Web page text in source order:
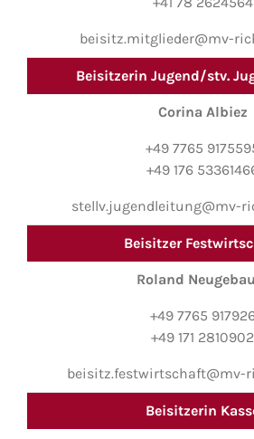
beisitz.mitglieder@mv-
Beisitzerin Jugend/stv.
Corina Albiez
+49 7765
+49 176
stellv.jugendleitung@mv-
Beisitzer
Roland
+49 7765
+49 171 2810902
beisitz.festwirtschaft@mv-
Beisitzerin